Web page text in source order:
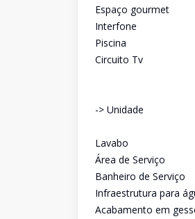
Espaço gourmet
Interfone
Piscina
Circuito Tv
-> Unidade
Lavabo
Área de Serviço
Banheiro de Serviço
Infraestrutura para
Acabamento em